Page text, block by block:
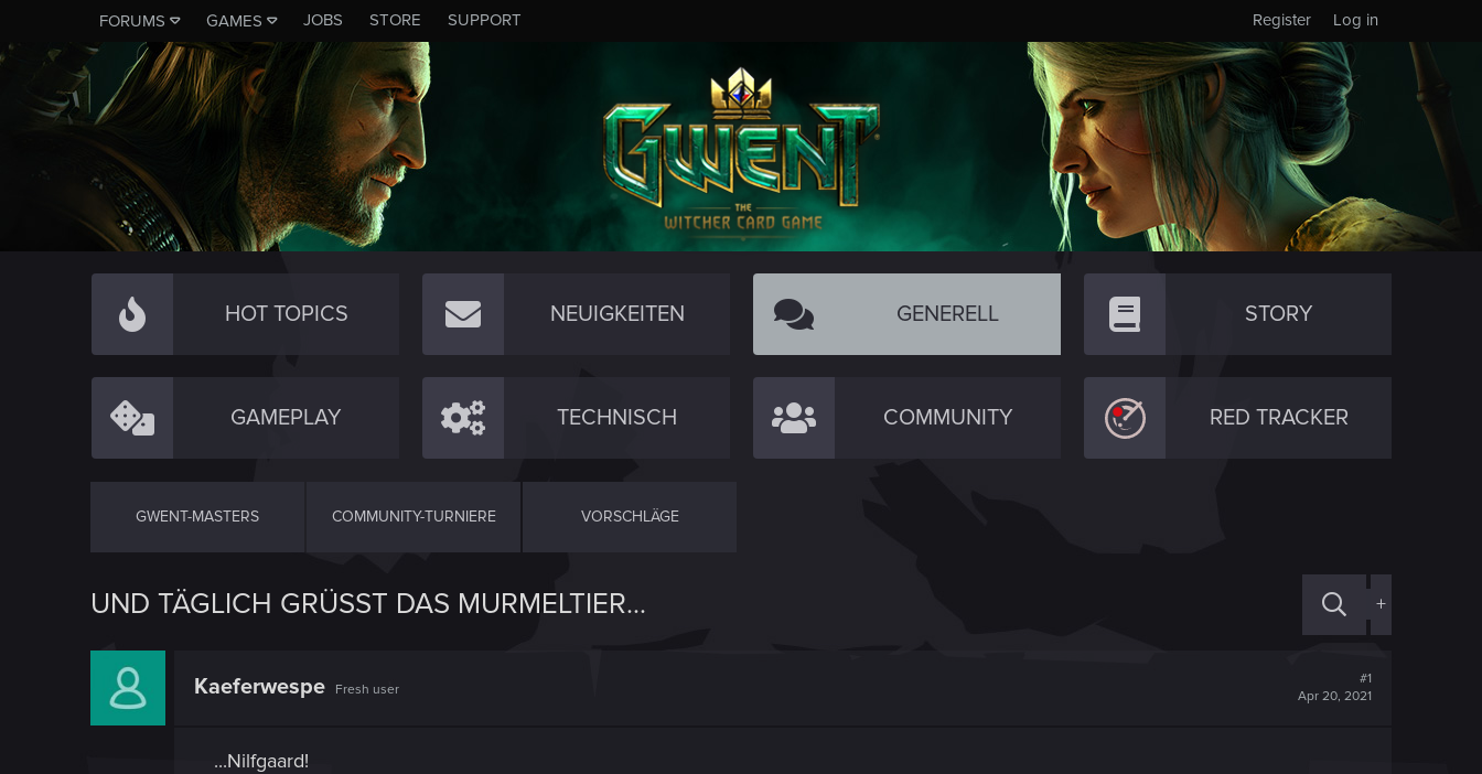
FORUMS GAMES JOBS STORE SUPPORT Log in
Register
HOT TOPICS NEUIGKEITEN GENERELL STORY
GAMEPLAY TECHNISCH COMMUNITY RED TRACKER
GWENT-MASTERS COMMUNITY-TURNIERE VORSCHLÄGE
UND TÄGLICH GRÜSST DAS MURMELTIER... +
Kaeferwespe Fresh user
#1
Apr 20, 2021
...Nilfgaard!